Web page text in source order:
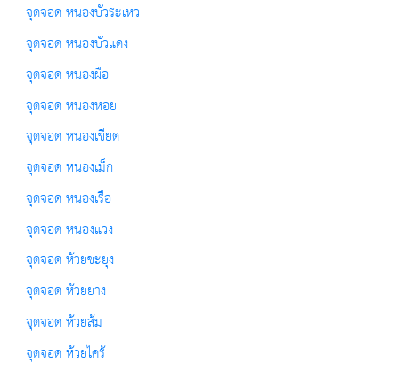
จุดจอด หนองบัวระเหว
จุดจอด หนองบัวแดง
จุดจอด หนองผือ
จุดจอด หนองหอย
จุดจอด หนองเขียด
จุดจอด หนองเม็ก
จุดจอด หนองเรือ
จุดจอด หนองแวง
จุดจอด ห้วยขะยุง
จุดจอด ห้วยยาง
จุดจอด ห้วยส้ม
จุดจอด ห้วยไคร้